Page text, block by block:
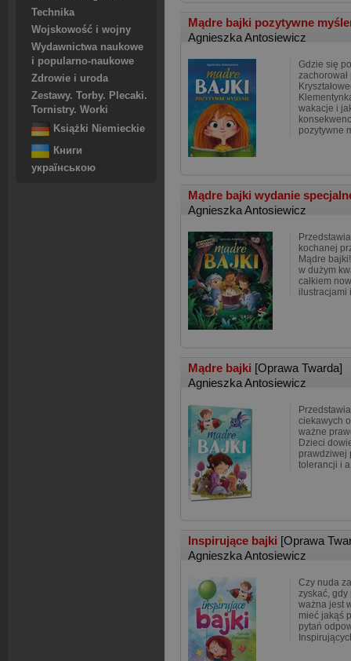
Technika
Wojskowość i wojny
Wydawnictwa naukowe
i popularno-naukowe
Zdrowie i uroda
Zestawy. Torby. Plecaki.
Tornistry. Worki
Książki Niemieckie
Книги
українською
Mądre bajki pozytywne
Agnieszka Antosiewicz
Gdzie się
wakacje i
pozytywne
Mądre bajki wydanie
Agnieszka Antosiewicz
kochanej
Mądre
w dużym
całkiem
ilustracjami
Mądre bajki [Oprawa Twarda]
Agnieszka Antosiewicz
ciekawych
ważne
Dzieci
prawdziwej
tolerancji i a
Inspirujące bajki [Oprawa
Agnieszka Antosiewicz
Czy nuda
zyskać, gdy
ważna jest
mieć jakąś
pytań